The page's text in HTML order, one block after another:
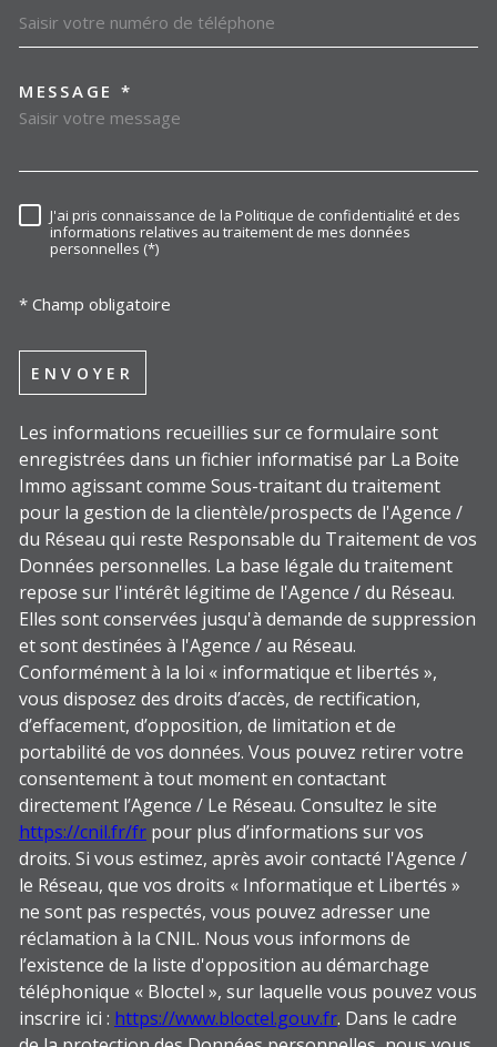
MESSAGE *
RÈGLEMENTATION
J'ai pris connaissance de la Politique de confidentialité et des
informations relatives au traitement de mes données
personnelles (*)
* Champ obligatoire
ENVOYER
Les informations recueillies sur ce formulaire sont
enregistrées dans un fichier informatisé par La Boite
Immo agissant comme Sous-traitant du traitement
pour la gestion de la clientèle/prospects de l'Agence /
du Réseau qui reste Responsable du Traitement de vos
Données personnelles. La base légale du traitement
repose sur l'intérêt légitime de l'Agence / du Réseau.
Elles sont conservées jusqu'à demande de suppression
et sont destinées à l'Agence / au Réseau.
Conformément à la loi « informatique et libertés »,
vous disposez des droits d’accès, de rectification,
d’effacement, d’opposition, de limitation et de
portabilité de vos données. Vous pouvez retirer votre
consentement à tout moment en contactant
directement l’Agence / Le Réseau. Consultez le site
https://cnil.fr/fr pour plus d’informations sur vos
droits. Si vous estimez, après avoir contacté l'Agence /
le Réseau, que vos droits « Informatique et Libertés »
ne sont pas respectés, vous pouvez adresser une
réclamation à la CNIL. Nous vous informons de
l’existence de la liste d'opposition au démarchage
téléphonique « Bloctel », sur laquelle vous pouvez vous
inscrire ici : https://www.bloctel.gouv.fr. Dans le cadre